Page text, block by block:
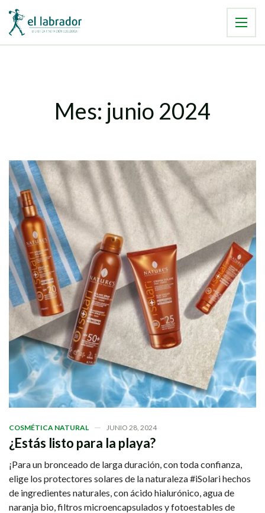
Mes: junio 2024
COSMÉTICA NATURAL JUNIO 28, 2024
¿Estás listo para la playa?
¡Para un bronceado de larga duración, con toda confianza,
elige los protectores solares de la naturaleza #iSolari hechos
de ingredientes naturales, con ácido hialurónico, agua de
naranja bio, filtros microencapsulados y fotoestables de